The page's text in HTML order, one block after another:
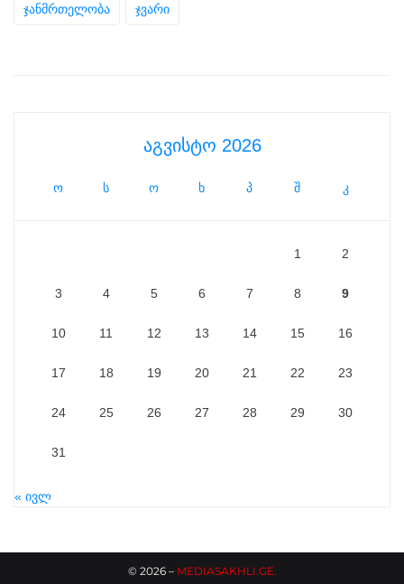
ჯანმრთელობა ჯვარი
აგვისტო 2026
ო ს ო ხ პ შ კ
1 2
3 4 5 6 7 8 9
10 11 12 13 14 15 16
17 18 19 20 21 22 23
24 25 26 27 28 29 30
31
« ივლ
© 2026– MEDIASAKHLI.GE.